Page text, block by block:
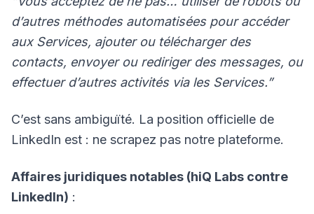
d’autres méthodes automatisées pour accéder
aux Services, ajouter ou télécharger des
contacts, envoyer ou rediriger des messages, ou
effectuer d’autres activités via les Services.”
C’est sans ambiguïté. La position officielle de
LinkedIn est : ne scrapez pas notre plateforme.
Affaires juridiques notables (hiQ Labs contre
LinkedIn) :